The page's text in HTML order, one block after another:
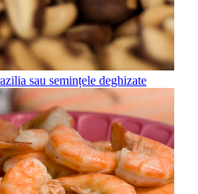
sau semințele deghizate